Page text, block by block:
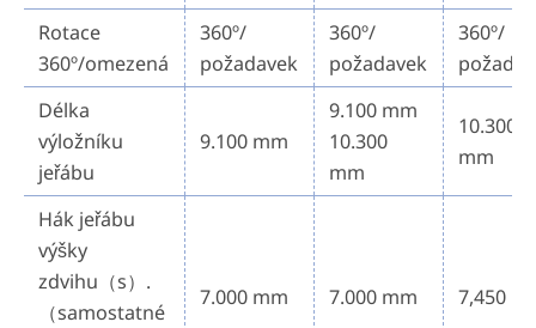
Rotace
360º/omezená
360º/
požadavek
360º/
požadavek
360º/
Délka
výložníku
jeřábu
9.100 mm
9.100 mm
10.300
mm
10.300
mm
Hák jeřábu
výšky
zdvihu（s）.
（samostatné
7.000 mm 7.000 mm 7,450